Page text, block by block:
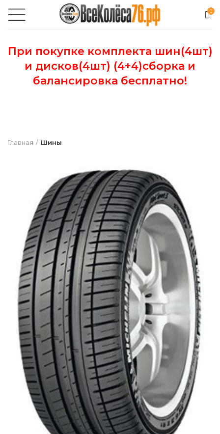
0
При покупке комплекта шин(4шт)
и дисков(4шт) (4+4)сборка и
балансировка бесплатно!
Главная Шины